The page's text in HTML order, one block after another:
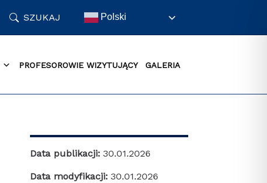
SZUKAJ Polski
PROFESOROWIE WIZYTUJĄCY GALERIA
Data publikacji: 30.01.2026
Data modyfikacji: 30.01.2026